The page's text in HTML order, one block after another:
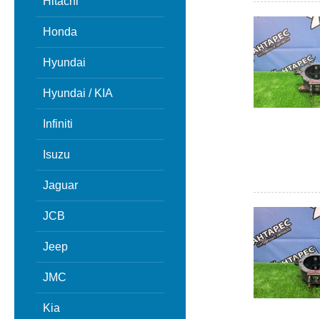
Honda
Hyundai
Hyundai / KIA
Infiniti
Isuzu
Jaguar
JCB
Jeep
JMC
Kia